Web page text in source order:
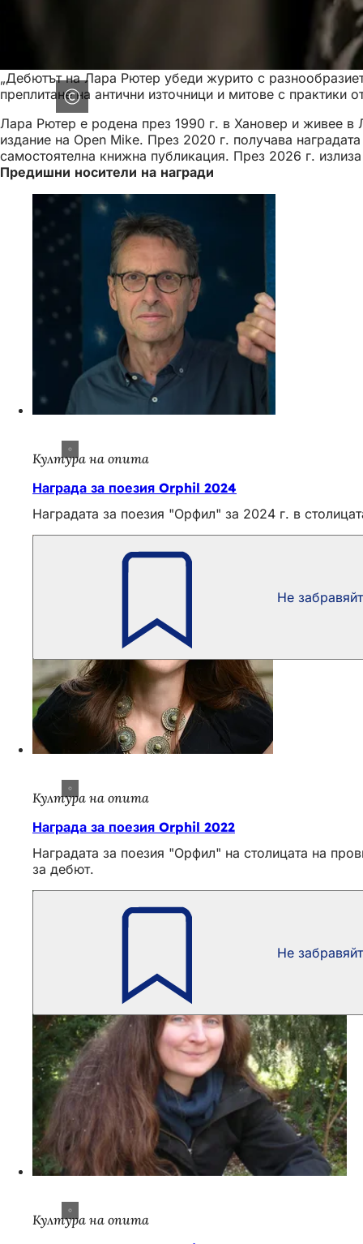
„Дебютът на Лара Рютер убеди журито с
преплитане на антични източници и митове с практики
Лара Рютер е родена през 1990 г. в Хановер и живее в
издание на Open Mike. През 2020 г. получава
самостоятелна книжна публикация. През 2026 г. излиза
Предишни носители на награди
Култура на опита
Награда за поезия Orphil 2024
Наградата за поезия "Орфил" за 2024 г. в
Не
Култура на опита
Награда за поезия Orphil 2022
Наградата за поезия "Орфил" на столицата на
за дебют.
Не
Култура на опита